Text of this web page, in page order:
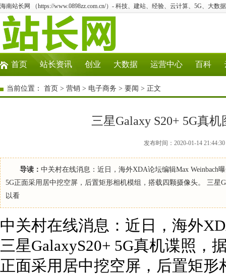
海南站长网 （https://www.0898zz.com.cn/）- 科技、建站、经验、云计算、5G、大数
首页 站长资讯 创业 大数据 运营中心 百科
当前位置： 首页 > 营销 > 电子商务 > 要闻 > 正文
三星Galaxy S20+ 5G真
发布时间：2020-01-14
导读： 中关村在线消息：近日，海外XDA论坛编辑Max Weinbach
5G正面采用居中挖空屏，后置矩形相机模组，搭载四颗摄像头。 三星
以看
中关村在线消息：近日，海外
三星GalaxyS20+ 5G真机谍照，
正面采用居中挖空屏，后置矩